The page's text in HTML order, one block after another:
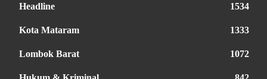
Headline 1534
Kota Mataram 1333
Lombok Barat 1072